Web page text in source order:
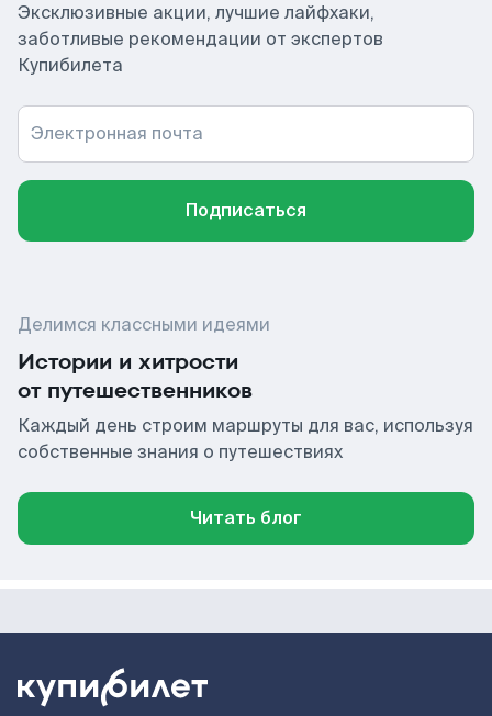
Эксклюзивные акции, лучшие лайфхаки,
заботливые рекомендации от экспертов
Купибилета
Электронная почта
Подписаться
Делимся классными идеями
Истории и хитрости
от путешественников
Каждый день строим маршруты для вас, используя
собственные знания о путешествиях
Читать блог